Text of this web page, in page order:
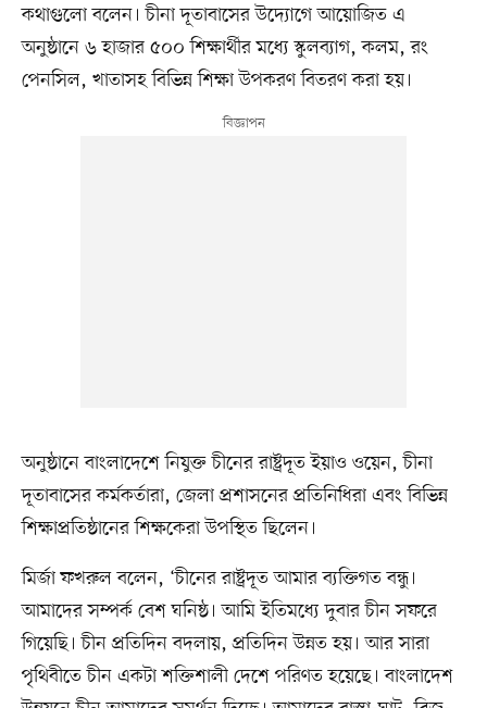
কথাগুলো বলেন। চীনা দূতাবাসের উদ্যোগে আয়োজিত এ
অনুষ্ঠানে ৬ হাজার ৫০০ শিক্ষার্থীর মধ্যে স্কুলব্যাগ, কলম, রং
পেনসিল, খাতাসহ বিভিন্ন শিক্ষা উপকরণ বিতরণ করা হয়।
অনুষ্ঠানে বাংলাদেশে নিযুক্ত চীনের রাষ্ট্রদূত ইয়াও ওয়েন, চীনা
দূতাবাসের কর্মকর্তারা, জেলা প্রশাসনের প্রতিনিধিরা এবং বিভিন্ন
শিক্ষাপ্রতিষ্ঠানের শিক্ষকেরা উপস্থিত ছিলেন।
মির্জা ফখরুল বলেন, ‘চীনের রাষ্ট্রদূত আমার ব্যক্তিগত বন্ধু।
আমাদের সম্পর্ক বেশ ঘনিষ্ঠ। আমি ইতিমধ্যে দুবার চীন সফরে
গিয়েছি। চীন প্রতিদিন বদলায়, প্রতিদিন উন্নত হয়। আর সারা
পৃথিবীতে চীন একটা শক্তিশালী দেশে পরিণত হয়েছে। বাংলাদেশ